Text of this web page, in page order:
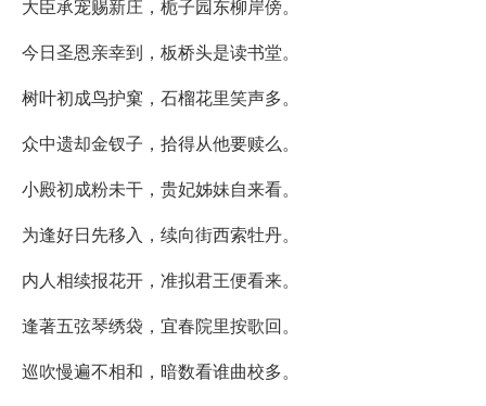
大臣承宠赐新庄，栀子园东柳岸傍。
今日圣恩亲幸到，板桥头是读书堂。
树叶初成鸟护窠，石榴花里笑声多。
众中遗却金钗子，拾得从他要赎么。
小殿初成粉未干，贵妃姊妹自来看。
为逢好日先移入，续向街西索牡丹。
内人相续报花开，准拟君王便看来。
逢著五弦琴绣袋，宜春院里按歌回。
巡吹慢遍不相和，暗数看谁曲校多。